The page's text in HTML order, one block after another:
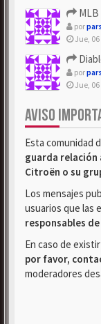
MLB
por
Jue, 06
por
Jue, 06
AVISO
Esta comunidad
guarda relación
Citroën o su
Los mensajes
usuarios que las
responsables
En caso de
por favor,
moderadores